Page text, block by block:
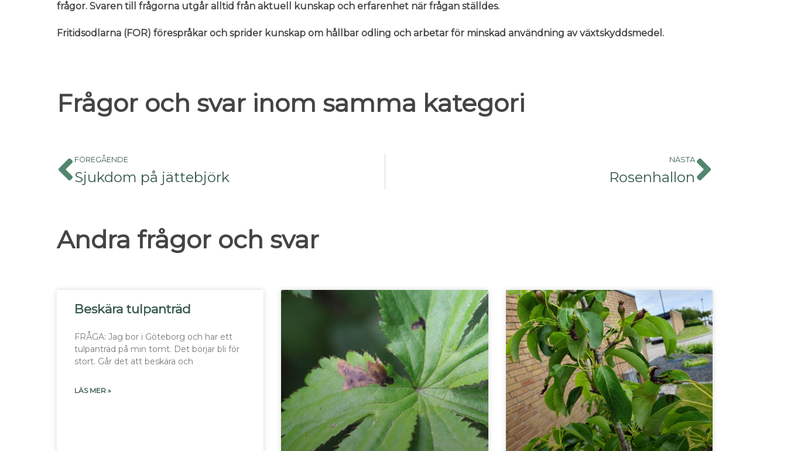
frågor. Svaren till frågorna utgår alltid från aktuell kunskap och erfarenhet när frågan ställdes.
Fritidsodlarna (FOR) förespråkar och sprider kunskap om hållbar odling och arbetar för minskad användning av växtskyddsmedel.
Frågor och svar inom samma kategori
FÖREGÅENDE
Sjukdom på jättebjörk
NÄSTA
Rosenhallon
Andra frågor och svar
Beskära tulpanträd
FRÅGA: Jag bor i Göteborg och har ett
tulpanträd på min tomt. Det börjar bli för
stort. Går det att beskära och
LÄS MER »